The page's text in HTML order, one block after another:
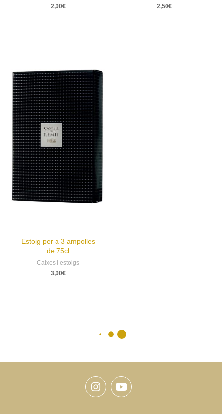
2,00€ 2,50€
Estoig per a 3 ampolles
de 75cl
Caixes i estoigs
3,00€
InstagramYoutube